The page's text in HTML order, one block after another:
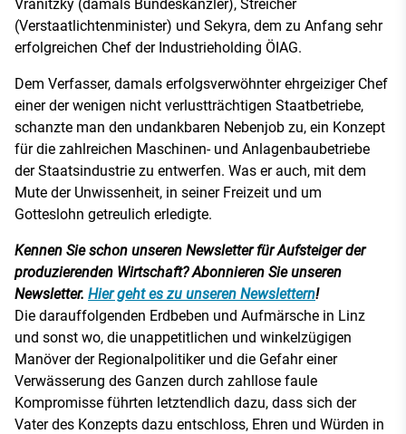
Vranitzky (damals Bundeskanzler), Streicher
(Verstaatlichtenminister) und Sekyra, dem zu Anfang sehr
erfolgreichen Chef der Industrieholding ÖIAG.
Dem Verfasser, damals erfolgsverwöhnter ehrgeiziger Chef
einer der wenigen nicht verlustträchtigen Staatbetriebe,
schanzte man den undankbaren Nebenjob zu, ein Konzept
für die zahlreichen Maschinen- und Anlagenbaubetriebe
der Staatsindustrie zu entwerfen. Was er auch, mit dem
Mute der Unwissenheit, in seiner Freizeit und um
Gotteslohn getreulich erledigte.
Kennen Sie schon unseren Newsletter für Aufsteiger der
produzierenden Wirtschaft? Abonnieren Sie unseren
Newsletter. Hier geht es zu unseren Newslettern!
Die darauffolgenden Erdbeben und Aufmärsche in Linz
und sonst wo, die unappetitlichen und winkelzügigen
Manöver der Regionalpolitiker und die Gefahr einer
Verwässerung des Ganzen durch zahllose faule
Kompromisse führten letztendlich dazu, dass sich der
Vater des Konzepts dazu entschloss, Ehren und Würden in